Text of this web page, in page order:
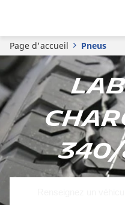
Page d'accueil Pneus